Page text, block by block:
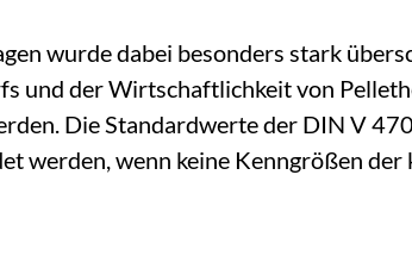
wurde dabei besonders stark
und der Wirtschaftlichkeit von
Die Standardwerte der DIN V
werden, wenn keine Kenngrößen